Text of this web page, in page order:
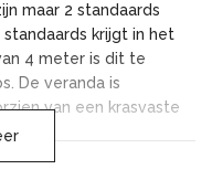
maar 2 standaards
krijgt in het
4 meter is dit te
De veranda is
van een krasvaste